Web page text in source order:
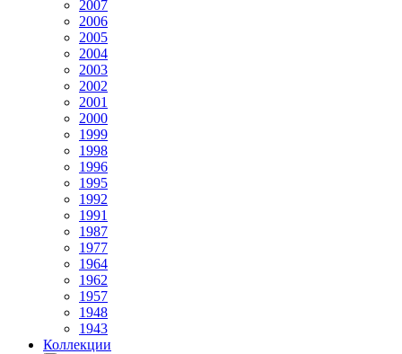
2007
2006
2005
2004
2003
2002
2001
2000
1999
1998
1996
1995
1992
1991
1987
1977
1964
1962
1957
1948
1943
Коллекции